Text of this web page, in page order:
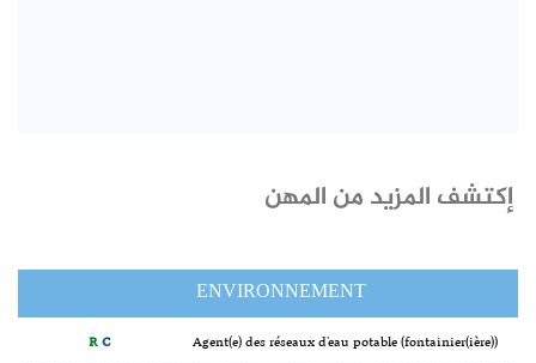
إكتشف المزيد من المهن
ENVIRONNEMENT
RC